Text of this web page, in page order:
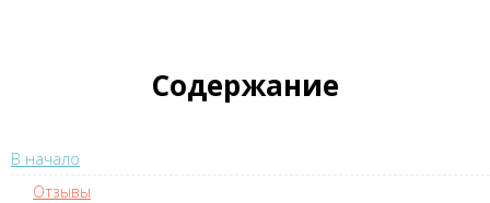
Содержание
В начало
Отзывы